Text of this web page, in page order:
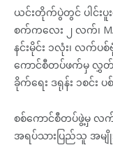
ယင်းတိုက်ပွဲတွင် ပါင်းပူ
စက်ကလေး ၂ လက်၊
နင်းမိုင်း ၁လုံး၊ လက်ပစ်
ကောင်စီတပ်ဖက်မှ လွှ
ခိုက်ရေး ဒရုန်း ၁စင်
စစ်ကောင်စီတပ်ဖွဲ့မှ လက်
အရပ်သားပြည်သူ အမျိုး